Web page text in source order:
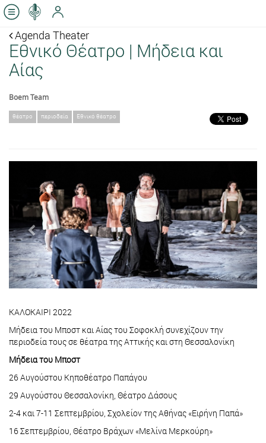
Agenda Theater
Εθνικό Θέατρο | Μήδεια και
Αίας
Boem Team
θέατρο περιοδεία Εθνικό θέατρο
ΚΑΛΟΚΑΙΡΙ 2022
Μήδεια του Μποστ και Αίας του Σοφοκλή συνεχίζουν την
περιοδεία τους σε θέατρα της Αττικής και στη Θεσσαλονίκη
Μήδεια του Μποστ
26 Αυγούστου Κηποθέατρο Παπάγου
29 Αυγούστου Θεσσαλονίκη, Θέατρο Δάσους
2-4 και 7-11 Σεπτεμβρίου, Σχολείον της Αθήνας «Ειρήνη Παπά»
16 Σεπτεμβρίου, Θέατρο Βράχων «Μελίνα Μερκούρη»